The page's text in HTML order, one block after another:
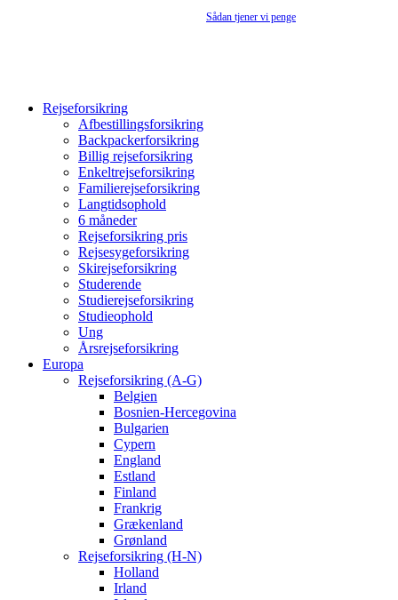
Sådan tjener vi penge
Rejseforsikring
Afbestillingsforsikring
Backpackerforsikring
Billig rejseforsikring
Enkeltrejseforsikring
Familierejseforsikring
Langtidsophold
6 måneder
Rejseforsikring pris
Rejsesygeforsikring
Skirejseforsikring
Studerende
Studierejseforsikring
Studieophold
Ung
Årsrejseforsikring
Europa
Rejseforsikring (A-G)
Belgien
Bosnien-Hercegovina
Bulgarien
Cypern
England
Estland
Finland
Frankrig
Grækenland
Grønland
Rejseforsikring (H-N)
Holland
Irland